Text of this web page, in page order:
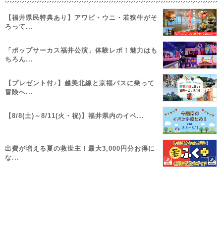
【福井県民特典あり】アワビ・ウニ・若狭牛がそ
ろって...
「ポップサーカス福井公演」体験レポ！魅力はも
ちろん...
【プレゼント付♪】越美北線と京福バスに乗って
冒険へ...
【8/8(土)～8/11(火・祝)】福井県内のイベ...
出費が増える夏の救世主！最大3,000円分お得に
な...